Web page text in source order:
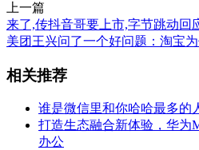
上一篇
来了,传抖音哥要上市,字节跳动回
美团王兴问了一个好问题：淘宝
相关推荐
谁是微信里和你哈哈最多的
打造生态融合新体验，华为
办公